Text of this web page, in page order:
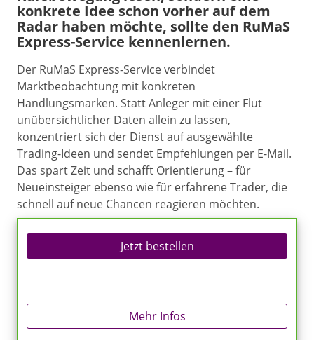
konkrete Idee schon vorher auf dem
Radar haben möchte, sollte den RuMaS
Express-Service kennenlernen.
Der RuMaS Express-Service verbindet
Marktbeobachtung mit konkreten
Handlungsmarken. Statt Anleger mit einer Flut
unübersichtlicher Daten allein zu lassen,
konzentriert sich der Dienst auf ausgewählte
Trading-Ideen und sendet Empfehlungen per E-Mail.
Das spart Zeit und schafft Orientierung – für
Neueinsteiger ebenso wie für erfahrene Trader, die
schnell auf neue Chancen reagieren möchten.
Jetzt bestellen
Mehr Infos